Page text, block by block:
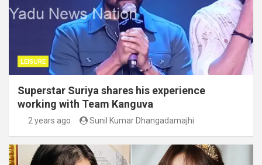
LEISURE
Superstar Suriya shares his experience
working with Team Kanguva
2 years ago Sunil Kumar Dhangadamajhi